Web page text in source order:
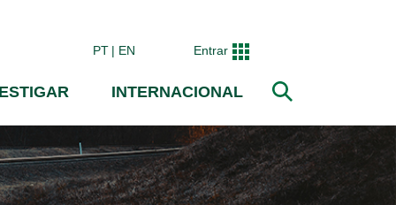
PT EN Entrar
INTERNACIONAL